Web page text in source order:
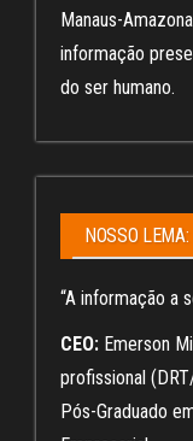
Manaus-
informação
do ser humano.
NOSSO LEMA:
“A informação a
CEO: Emerson
profissional
Pós-Graduado